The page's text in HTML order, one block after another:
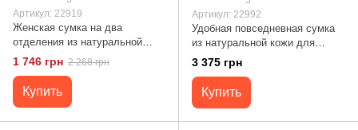
Артикул: 22919
Женская сумка на два
отделения из натуральной
кожи Vintage 22919 Черный
1 746 грн 2 268 грн
Купить
Артикул: 22992
Удобная повседневная сумка
из натуральной кожи для
женщин Vintage 22992 Черный
3 375 грн
Купить